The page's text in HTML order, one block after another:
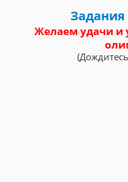
Желаем удачи и
(Дождитесь